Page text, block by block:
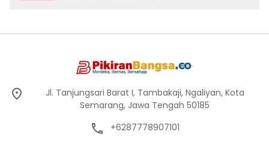
Jl. Tanjungsari Barat I, Tambakaji, Ngaliyan, Kota
Semarang, Jawa Tengah 50185
+6287778907101